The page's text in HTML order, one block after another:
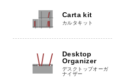
Carta kit
カルタキット
Desktop
Organizer
デスクトップオーガ
ナイザー